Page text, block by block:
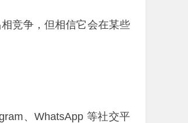
竞争，但相信它会在某些
、WhatsApp 等社交平